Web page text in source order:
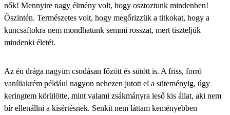
nők! Mennyire nagy élmény volt, hogy osztoztunk mindenben!
Őszintén. Természetes volt, hogy megőrizzük a titkokat, hogy a
kuncsaftokra nem mondhatunk semmi rosszat, mert tiszteljük
mindenki életét.
Az én drága nagyim csodásan főzött és sütött is. A friss, forró
vaníliakrém például nagyon nehezen jutott el a süteményig, úgy
keringtem körülötte, mint valami zsákmányra leső kis állat, aki nem
bír ellenállni a kísértésnek. Senkit nem láttam keményebben